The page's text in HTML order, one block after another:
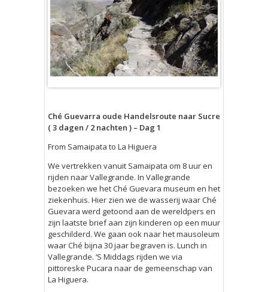
Ché Guevarra oude Handelsroute naar Sucre
( 3 dagen / 2 nachten ) – Dag 1
From Samaipata to La Higuera
We vertrekken vanuit Samaipata om 8 uur en
rijden naar Vallegrande. In Vallegrande
bezoeken we het Ché Guevara museum en het
ziekenhuis. Hier zien we de wasserij waar Ché
Guevara werd getoond aan de wereldpers en
zijn laatste brief aan zijn kinderen op een muur
geschilderd. We gaan ook naar het mausoleum
waar Ché bijna 30 jaar begraven is. Lunch in
Vallegrande. ‘S Middags rijden we via
pittoreske Pucara naar de gemeenschap van
La Higuera.